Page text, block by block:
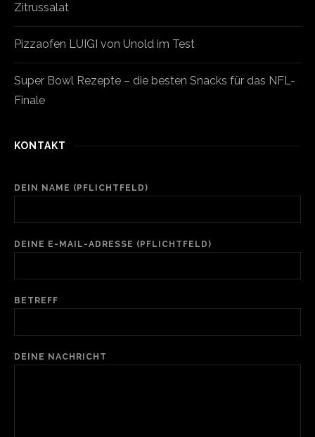
Zitrussalat
Pizzaofen LUIGI von Unold im Test
Super Bowl Rezepte – die besten Snacks für das NFL-
Finale
KONTAKT
DEIN NAME (PFLICHTFELD)
DEINE E-MAIL-ADRESSE (PFLICHTFELD)
BETREFF
DEINE NACHRICHT